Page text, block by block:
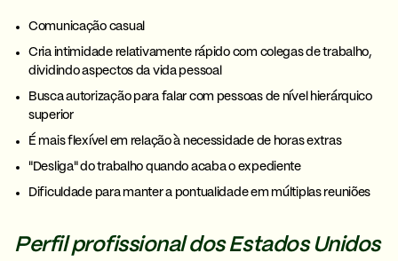
Comunicação casual
Cria intimidade relativamente rápido com colegas de trabalho,
dividindo aspectos da vida pessoal
Busca autorização para falar com pessoas de nível hierárquico
superior
É mais flexível em relação à necessidade de horas extras
"Desliga" do trabalho quando acaba o expediente
Dificuldade para manter a pontualidade em múltiplas reuniões
Perfil profissional dos Estados Unidos